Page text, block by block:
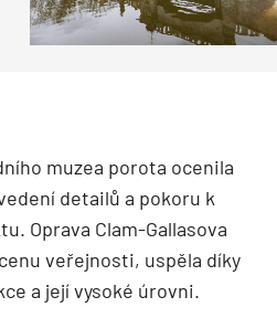
muzea porota ocenila
detailů a pokoru k
Oprava Clam-Gallasova
veřejnosti, uspěla díky
a její vysoké úrovni.